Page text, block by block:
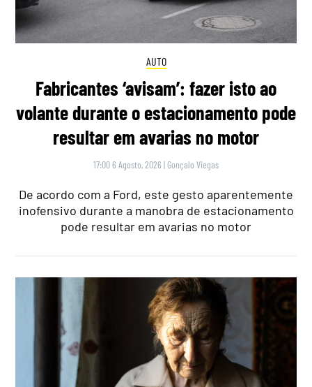
AUTO
Fabricantes ‘avisam’: fazer isto ao
volante durante o estacionamento pode
resultar em avarias no motor
17:00 6 Agosto, 2026 | Gonçalo Viegas
De acordo com a Ford, este gesto aparentemente
inofensivo durante a manobra de estacionamento
pode resultar em avarias no motor